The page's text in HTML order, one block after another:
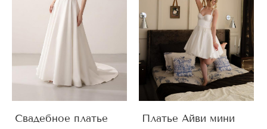
Свадебное платье
Платье Айви мини